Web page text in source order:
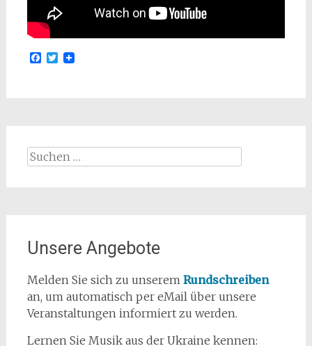
Facebook
Twitter
Suchen
nach:
Unsere Angebote
Melden Sie sich zu unserem Rundschreiben
an, um automatisch per eMail über unsere
Veranstaltungen informiert zu werden.
Lernen Sie Musik aus der Ukraine kennen: